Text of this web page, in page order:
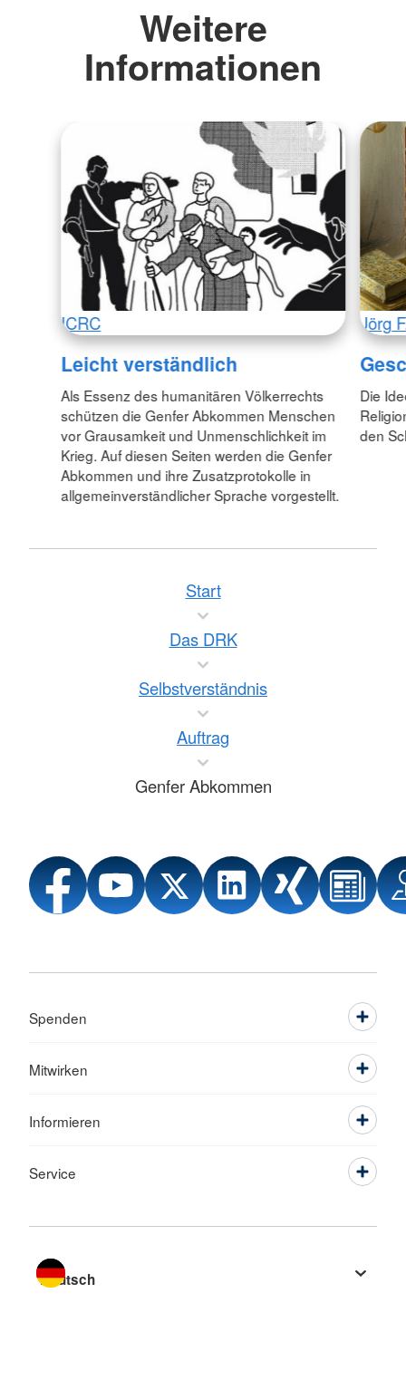
Weitere
Informationen
ICRC
Leicht verständlich
Als Essenz des humanitären Völkerrechts
schützen die Genfer Abkommen Menschen
vor Grausamkeit und Unmenschlichkeit im
Krieg. Auf diesen Seiten werden die Genfer
Abkommen und ihre Zusatzprotokolle in
allgemeinverständlicher Sprache vorgestellt.
Jörg
Die
den
Start
Das DRK
Selbstverständnis
Auftrag
Genfer Abkommen
Spenden
Mitwirken
Informieren
Service
Sprache wechseln zu